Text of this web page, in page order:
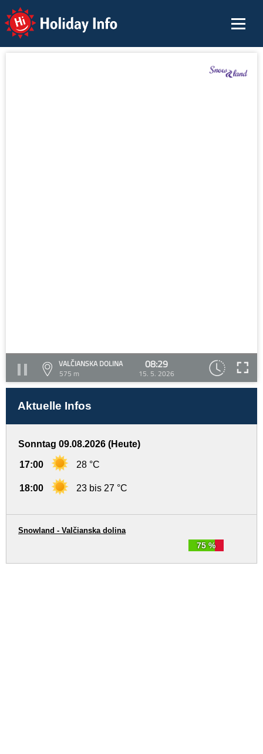
Holiday Info
VALČIANSKA DOLINA
575 m
08:29
15. 5. 2026
Aktuelle Infos
Sonntag 09.08.2026 (Heute)
17:00 28 °C
18:00 23 bis 27 °C
75 %
Snowland - Valčianska dolina